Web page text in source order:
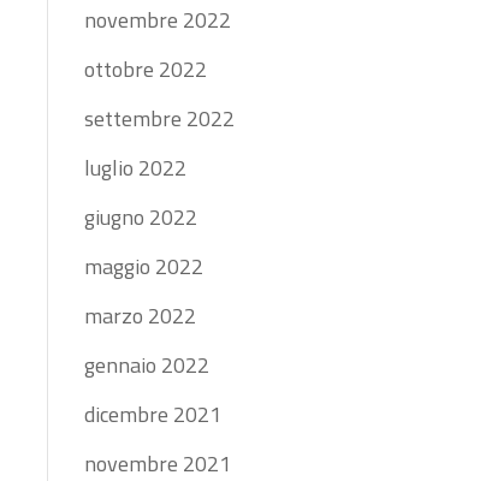
novembre 2022
ottobre 2022
settembre 2022
luglio 2022
giugno 2022
maggio 2022
marzo 2022
gennaio 2022
dicembre 2021
novembre 2021